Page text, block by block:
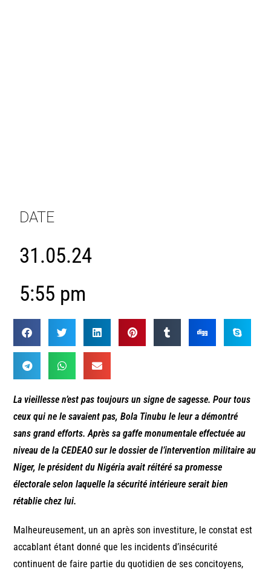
DATE
31.05.24
5:55 pm
La vieillesse n’est pas toujours un signe de sagesse. Pour tous
ceux qui ne le savaient pas, Bola Tinubu le leur a démontré
sans grand efforts. Après sa gaffe monumentale effectuée au
niveau de la CEDEAO sur le dossier de l’intervention militaire au
Niger, le président du Nigéria avait réitéré sa promesse
électorale selon laquelle la sécurité intérieure serait bien
rétablie chez lui.
Malheureusement, un an après son investiture, le constat est
accablant étant donné que les incidents d’insécurité
continuent de faire partie du quotidien de ses concitoyens,